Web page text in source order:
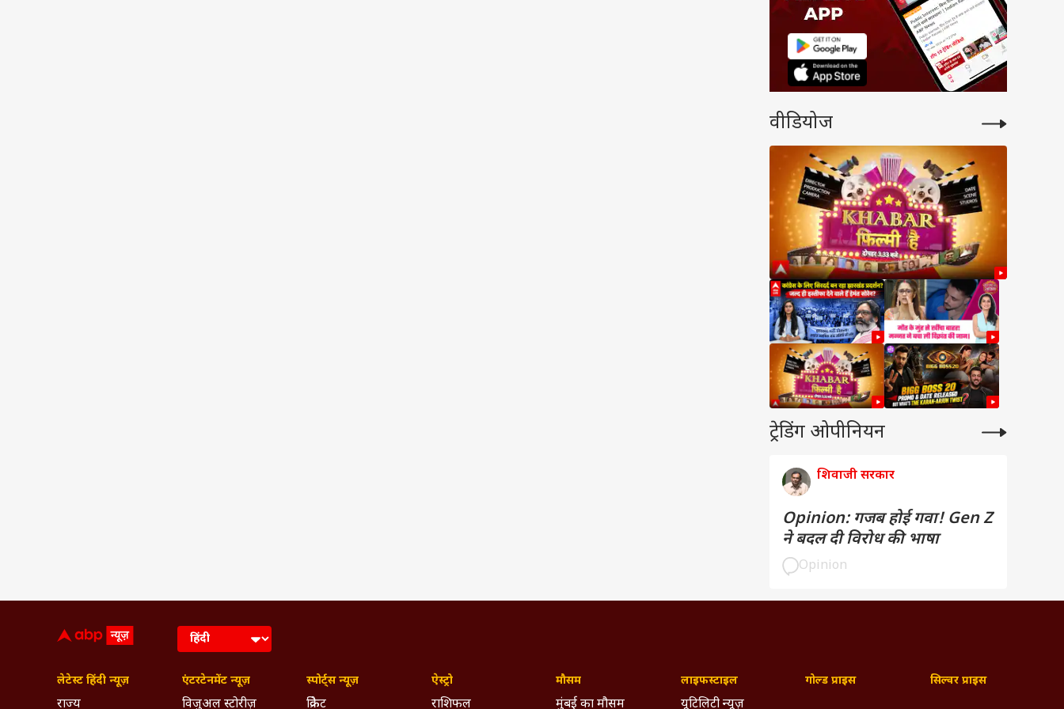
वीडियोज
ट्रेडिंग ओपीनियन
शिवाजी सरकार
Opinion: गजब होई गवा! Gen Z
ने बदल दी विरोध की भाषा
Opinion
लेटेस्ट हिंदी न्यूज़
राज्य
एंटरटेनमेंट न्यूज़
विजुअल स्टोरीज़
स्पोर्ट्स न्यूज़
क्रिकेट
ऐस्ट्रो
राशिफल
मौसम
मुंबई का मौसम
लाइफस्टाइल
यूटिलिटी न्यूज़
गोल्ड प्राइस सिल्वर प्राइस